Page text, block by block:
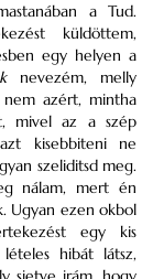
a Tud.
küldöttem,
egy helyen a
nevezém, melly
nem azért, mintha
mivel az a szép
kisebbiteni ne
szeliditsd meg.
nálam, mert én
Ugyan ezen okbol
egy kis
hibát látsz,